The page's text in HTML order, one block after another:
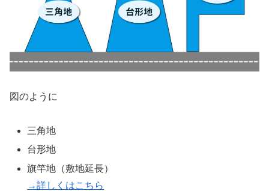
図のように
三角地
台形地
旗竿地（敷地延長）
→詳しくはこちら